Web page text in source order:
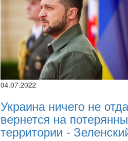
04.07.2022
Украина ничего не
вернется на
территории -